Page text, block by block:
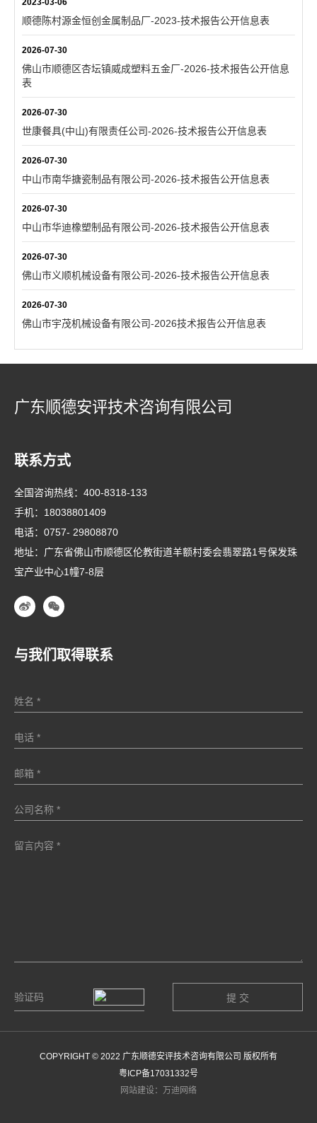
2023-03-06
顺德陈村源金恒创金属制品厂-2023-技术报告公开信息表
2026-07-30
佛山市顺德区杏坛镇威成塑料五金厂-2026-技术报告公开信息
表
2026-07-30
世康餐具(中山)有限责任公司-2026-技术报告公开信息表
2026-07-30
中山市南华搪瓷制品有限公司-2026-技术报告公开信息表
2026-07-30
中山市华迪橡塑制品有限公司-2026-技术报告公开信息表
2026-07-30
佛山市义顺机械设备有限公司-2026-技术报告公开信息表
2026-07-30
佛山市宇茂机械设备有限公司-2026技术报告公开信息表
广东顺德安评技术咨询有限公司
联系方式
全国咨询热线： 400-8318-133
手机： 18038801409
电话： 0757- 29808870
地址：广东省佛山市顺德区伦教街道羊额村委会翡翠路1号保发珠
宝产业中心1幢7-8层
与我们取得联系
COPYRIGHT © 2022 广东顺德安评技术咨询有限公司 版权所有
粤ICP备17031332号
网站建设：万迪网络